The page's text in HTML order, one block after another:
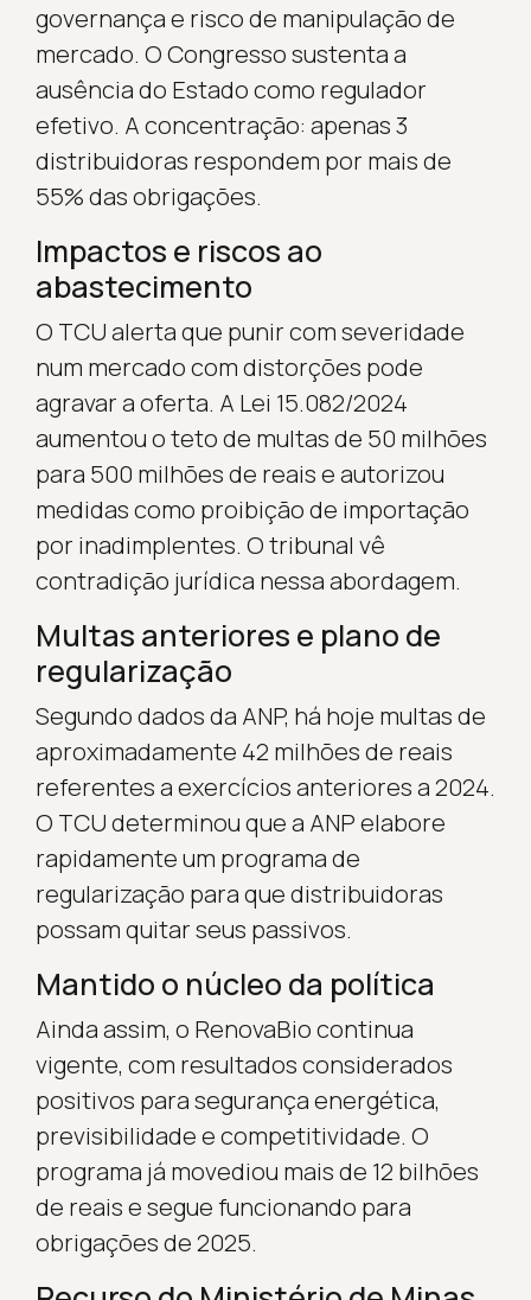
governança e risco de manipulação de
mercado. O Congresso sustenta a
ausência do Estado como regulador
efetivo. A concentração: apenas 3
distribuidoras respondem por mais de
55% das obrigações.
Impactos e riscos ao
abastecimento
O TCU alerta que punir com severidade
num mercado com distorções pode
agravar a oferta. A Lei 15.082/2024
aumentou o teto de multas de 50 milhões
para 500 milhões de reais e autorizou
medidas como proibição de importação
por inadimplentes. O tribunal vê
contradição jurídica nessa abordagem.
Multas anteriores e plano de
regularização
Segundo dados da ANP, há hoje multas de
aproximadamente 42 milhões de reais
referentes a exercícios anteriores a 2024.
O TCU determinou que a ANP elabore
rapidamente um programa de
regularização para que distribuidoras
possam quitar seus passivos.
Mantido o núcleo da política
Ainda assim, o RenovaBio continua
vigente, com resultados considerados
positivos para segurança energética,
previsibilidade e competitividade. O
programa já movediou mais de 12 bilhões
de reais e segue funcionando para
obrigações de 2025.